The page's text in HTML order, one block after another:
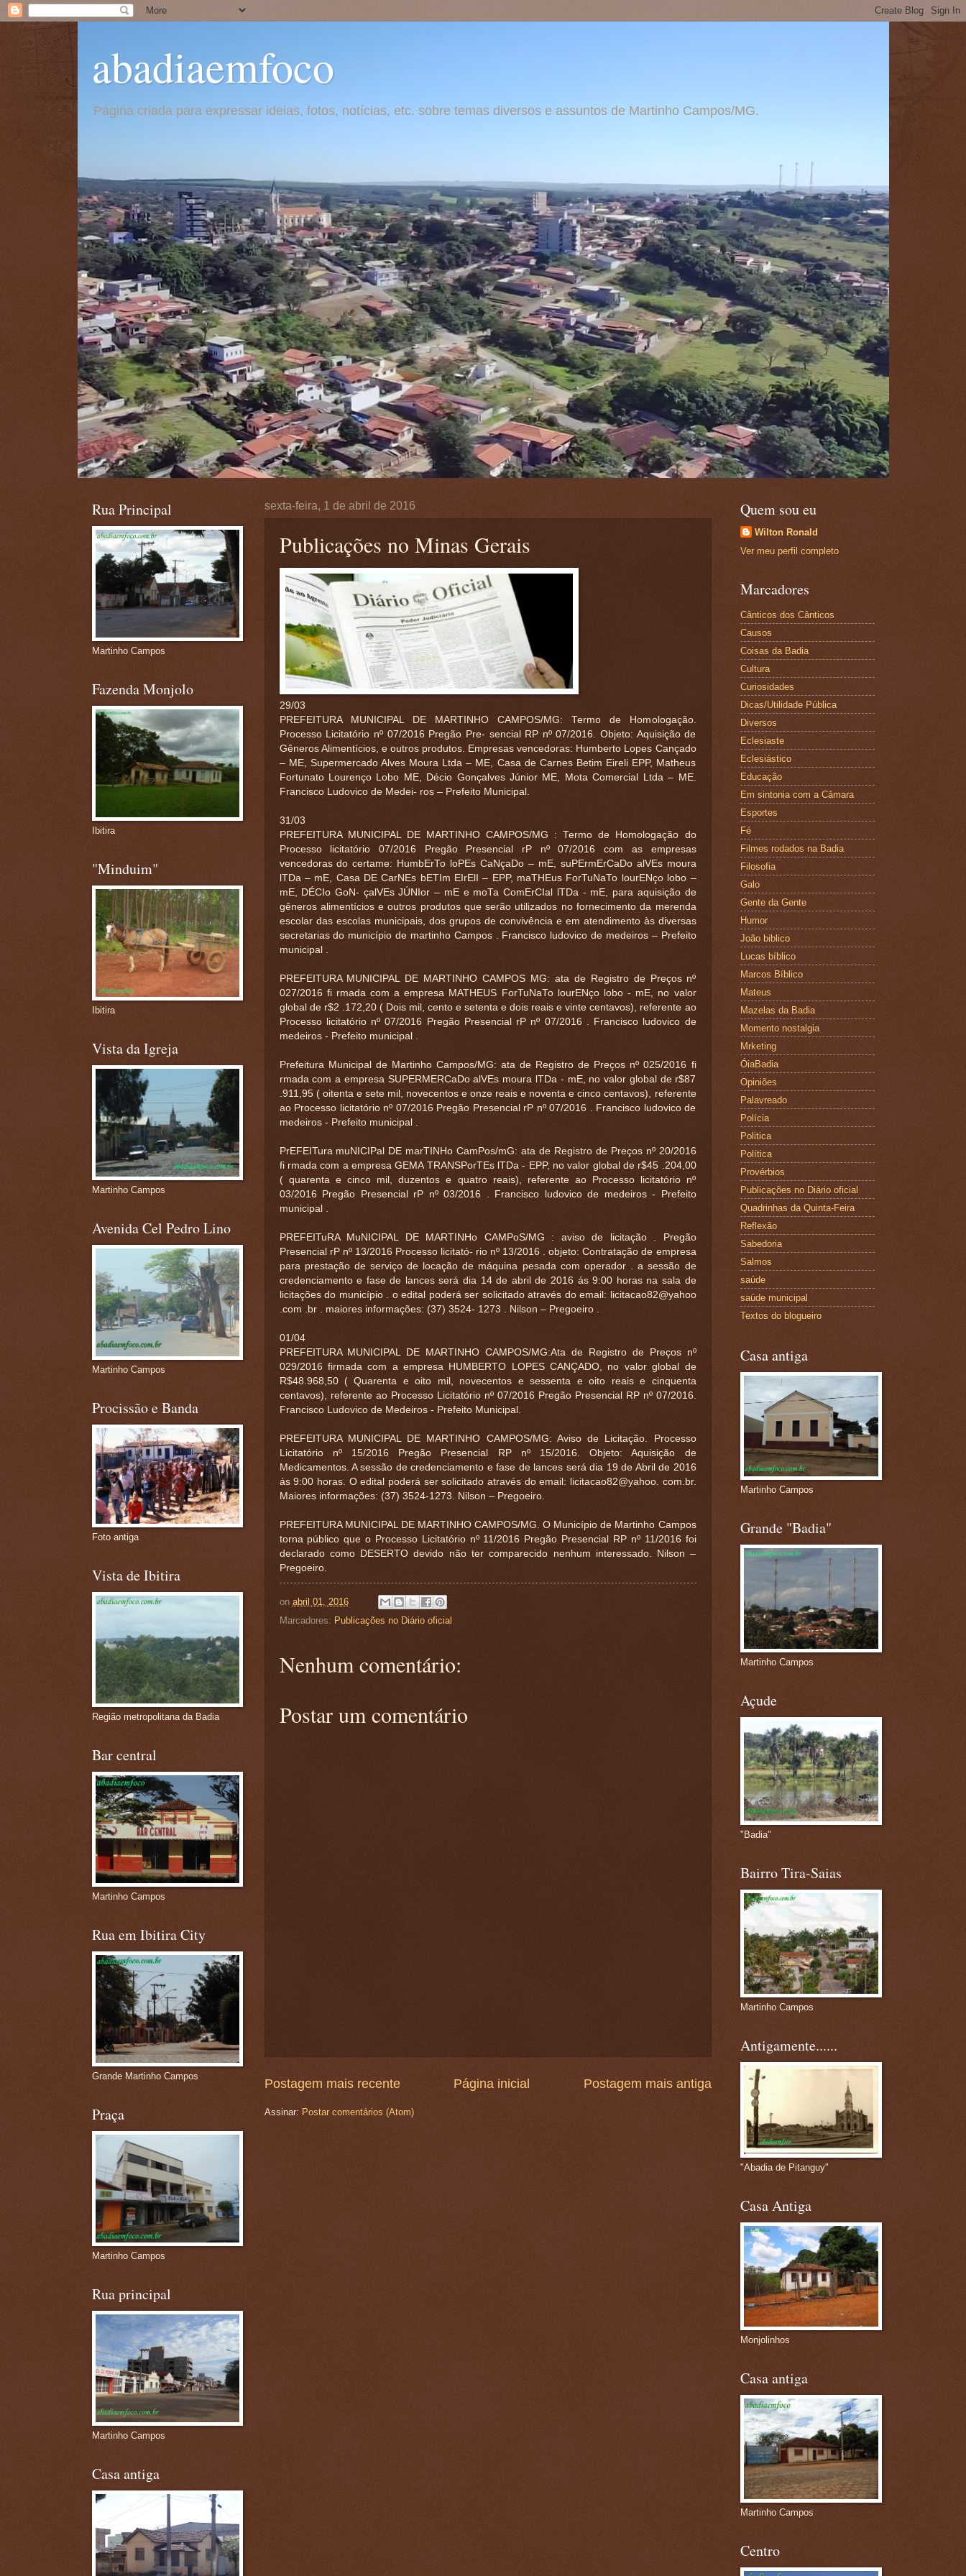
abadiaemfoco
Página criada para expressar ideias, fotos, notícias, etc. sobre temas diversos e assuntos de Martinho Campos/MG.
sexta-feira, 1 de abril de 2016
Publicações no Minas Gerais
29/03
PREFEITURA MUNICIPAL DE MARTINHO CAMPOS/MG: Termo de Homologação.
Processo Licitatório nº 07/2016 Pregão Pre- sencial RP nº 07/2016. Objeto: Aquisição de
Gêneros Alimentícios, e outros produtos. Empresas vencedoras: Humberto Lopes Cançado
– ME, Supermercado Alves Moura Ltda – ME, Casa de Carnes Betim Eireli EPP, Matheus
Fortunato Lourenço Lobo ME, Décio Gonçalves Júnior ME, Mota Comercial Ltda – ME.
Francisco Ludovico de Medei- ros – Prefeito Municipal.
31/03
PREFEITURA MUNICIPAL DE MARTINHO CAMPOS/MG : Termo de Homologação do
Processo licitatório 07/2016 Pregão Presencial rP nº 07/2016 com as empresas
vencedoras do certame: HumbErTo loPEs CaNçaDo – mE, suPErmErCaDo alVEs moura
lTDa – mE, Casa DE CarNEs bETIm EIrElI – EPP, maTHEus ForTuNaTo lourENço lobo –
mE, DÉCIo GoN- çalVEs JÚNIor – mE e moTa ComErCIal lTDa - mE, para aquisição de
gêneros alimentícios e outros produtos que serão utilizados no fornecimento da merenda
escolar das escolas municipais, dos grupos de convivência e em atendimento às diversas
secretarias do município de martinho Campos . Francisco ludovico de medeiros – Prefeito
municipal .
PREFEITURA MUNICIPAL DE MARTINHO CAMPOS MG: ata de Registro de Preços nº
027/2016 fi rmada com a empresa MATHEUS ForTuNaTo lourENço lobo - mE, no valor
global de r$2 .172,20 ( Dois mil, cento e setenta e dois reais e vinte centavos), referente ao
Processo licitatório nº 07/2016 Pregão Presencial rP nº 07/2016 . Francisco ludovico de
medeiros - Prefeito municipal .
Prefeitura Municipal de Martinho Campos/MG: ata de Registro de Preços nº 025/2016 fi
rmada com a empresa SUPERMERCaDo alVEs moura lTDa - mE, no valor global de r$87
.911,95 ( oitenta e sete mil, novecentos e onze reais e noventa e cinco centavos), referente
ao Processo licitatório nº 07/2016 Pregão Presencial rP nº 07/2016 . Francisco ludovico de
medeiros - Prefeito municipal .
PrEFEITura muNICIPal DE marTINHo CamPos/mG: ata de Registro de Preços nº 20/2016
fi rmada com a empresa GEMA TRANSPorTEs lTDa - EPP, no valor global de r$45 .204,00
( quarenta e cinco mil, duzentos e quatro reais), referente ao Processo licitatório nº
03/2016 Pregão Presencial rP nº 03/2016 . Francisco ludovico de medeiros - Prefeito
municipal .
PREFEITuRA MuNICIPAL DE MARTINHo CAMPoS/MG : aviso de licitação . Pregão
Presencial rP nº 13/2016 Processo licitató- rio nº 13/2016 . objeto: Contratação de empresa
para prestação de serviço de locação de máquina pesada com operador . a sessão de
credenciamento e fase de lances será dia 14 de abril de 2016 ás 9:00 horas na sala de
licitações do município . o edital poderá ser solicitado através do email: licitacao82@yahoo
.com .br . maiores informações: (37) 3524- 1273 . Nilson – Pregoeiro .
01/04
PREFEITURA MUNICIPAL DE MARTINHO CAMPOS/MG:Ata de Registro de Preços nº
029/2016 firmada com a empresa HUMBERTO LOPES CANÇADO, no valor global de
R$48.968,50 ( Quarenta e oito mil, novecentos e sessenta e oito reais e cinquenta
centavos), referente ao Processo Licitatório nº 07/2016 Pregão Presencial RP nº 07/2016.
Francisco Ludovico de Medeiros - Prefeito Municipal.
PREFEITURA MUNICIPAL DE MARTINHO CAMPOS/MG: Aviso de Licitação. Processo
Licitatório nº 15/2016 Pregão Presencial RP nº 15/2016. Objeto: Aquisição de
Medicamentos. A sessão de credenciamento e fase de lances será dia 19 de Abril de 2016
ás 9:00 horas. O edital poderá ser solicitado através do email: licitacao82@yahoo. com.br.
Maiores informações: (37) 3524-1273. Nilson – Pregoeiro.
PREFEITURA MUNICIPAL DE MARTINHO CAMPOS/MG. O Município de Martinho Campos
torna público que o Processo Licitatório nº 11/2016 Pregão Presencial RP nº 11/2016 foi
declarado como DESERTO devido não ter comparecido nenhum interessado. Nilson –
Pregoeiro.
on abril 01, 2016
Marcadores: Publicações no Diário oficial
Nenhum comentário:
Postar um comentário
Postagem mais recente Postagem mais antiga
Página inicial
Assinar: Postar comentários (Atom)
Rua Principal
Martinho Campos
Fazenda Monjolo
Ibitira
"Minduim"
Ibitira
Vista da Igreja
Martinho Campos
Avenida Cel Pedro Lino
Martinho Campos
Procissão e Banda
Foto antiga
Vista de Ibitira
Região metropolitana da Badia
Bar central
Martinho Campos
Rua em Ibitira City
Grande Martinho Campos
Praça
Martinho Campos
Rua principal
Martinho Campos
Casa antiga
Quem sou eu
Wilton Ronald
Ver meu perfil completo
Marcadores
Cânticos dos Cânticos
Causos
Coisas da Badia
Cultura
Curiosidades
Dicas/Utilidade Pública
Diversos
Eclesiaste
Eclesiástico
Educação
Em sintonia com a Câmara
Esportes
Fé
Filmes rodados na Badia
Filosofia
Galo
Gente da Gente
Humor
João biblico
Lucas bíblico
Marcos Bíblico
Mateus
Mazelas da Badia
Momento nostalgia
Mrketing
ÓiaBadia
Opiniões
Palavreado
Polícia
Politica
Política
Provérbios
Publicações no Diário oficial
Quadrinhas da Quinta-Feira
Reflexão
Sabedoria
Salmos
saúde
saúde municipal
Textos do blogueiro
Casa antiga
Martinho Campos
Grande "Badia"
Martinho Campos
Açude
"Badia"
Bairro Tira-Saias
Martinho Campos
Antigamente......
"Abadia de Pitanguy"
Casa Antiga
Monjolinhos
Casa antiga
Martinho Campos
Centro